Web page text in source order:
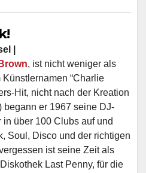
|
, ist nicht weniger als
“Charlie
Hit, nicht nach der Kreation
begann er 1967 seine DJ-
über 100 Clubs auf und
Soul, Disco und der richtigen
ist seine Zeit als
Last Penny, für die